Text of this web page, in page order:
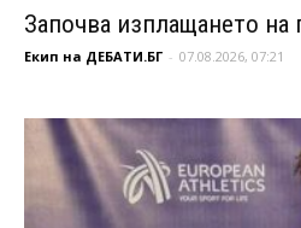
Започва изплащането на
Екип на ДЕБАТИ.БГ - 07.08.2026, 07:21